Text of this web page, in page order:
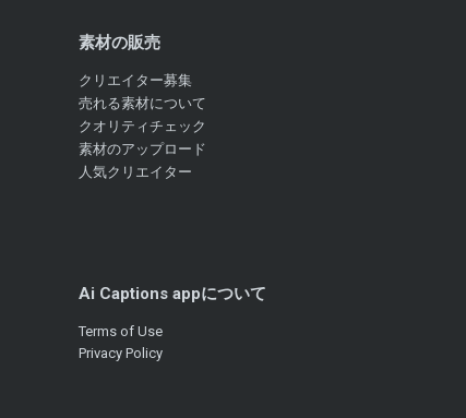
素材の販売
クリエイター募集
売れる素材について
クオリティチェック
素材のアップロード
人気クリエイター
Ai Captions appについて
Terms of Use
Privacy Policy